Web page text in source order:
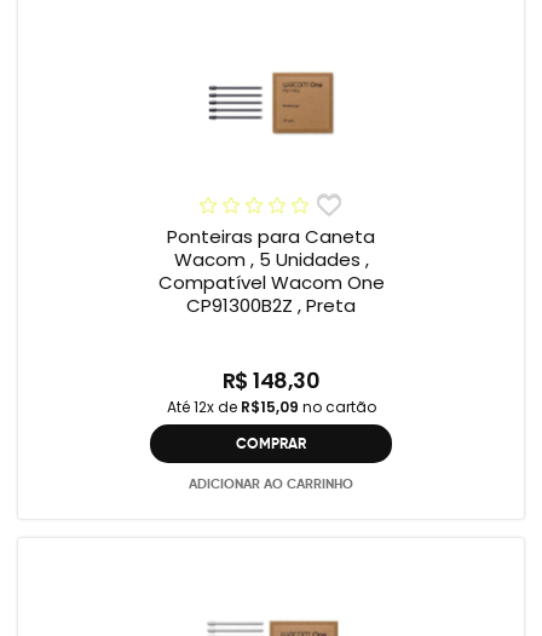
Ponteiras para Caneta
Wacom , 5 Unidades ,
Compatível Wacom One
CP91300B2Z , Preta
R$ 148,30
Até 12x de R$15,09 no cartão
COMPRAR
ADICIONAR AO CARRINHO